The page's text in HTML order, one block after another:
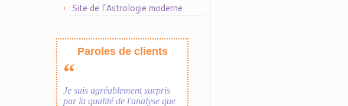
Site de l’Astrologie moderne